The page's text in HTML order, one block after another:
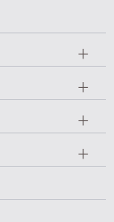
＋
＋
＋
＋